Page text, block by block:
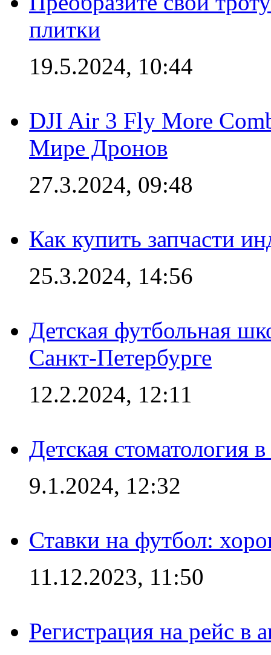
плитки
19.5.2024, 10:44
DJI Air 3 Fly More
Мире Дронов
27.3.2024, 09:48
Как купить запчасти
25.3.2024, 14:56
Детская футбольная
Санкт-Петербурге
12.2.2024, 12:11
Детская стоматология
9.1.2024, 12:32
Ставки на футбол:
11.12.2023, 11:50
Регистрация на рейс в